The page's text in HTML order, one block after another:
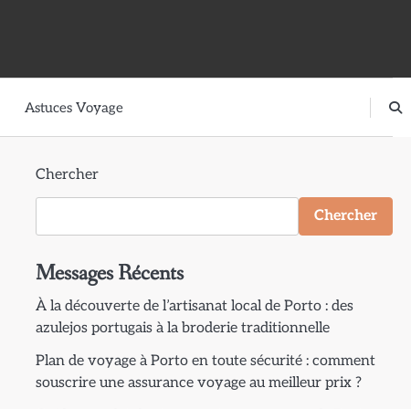
Astuces Voyage
Chercher
Chercher
Messages Récents
À la découverte de l’artisanat local de Porto : des
azulejos portugais à la broderie traditionnelle
Plan de voyage à Porto en toute sécurité : comment
souscrire une assurance voyage au meilleur prix ?